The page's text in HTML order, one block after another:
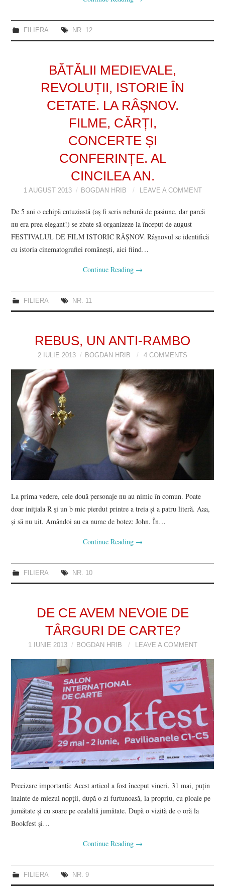
FILIERA NR. 12
BĂTĂLII MEDIEVALE,
REVOLUȚII, ISTORIE ÎN
CETATE. LA RÂȘNOV.
FILME, CĂRȚI,
CONCERTE ȘI
CONFERINȚE. AL
CINCILEA AN.
1 AUGUST 2013 BOGDAN HRIB LEAVE A COMMENT
De 5 ani o echipă entuziastă (aș fi scris nebună de pasiune, dar parcă
nu era prea elegant!) se zbate să organizeze la început de august
FESTIVALUL DE FILM ISTORIC RÂȘNOV. Râşnovul se identifică
cu istoria cinematografiei româneşti, aici fiind…
Continue Reading →
FILIERA NR. 11
REBUS, UN ANTI-RAMBO
2 IULIE 2013 BOGDAN HRIB 4 COMMENTS
La prima vedere, cele două personaje nu au nimic în comun. Poate
doar inițiala R și un b mic pierdut printre a treia și a patru literă. Aaa,
și să nu uit. Amândoi au ca nume de botez: John. În…
Continue Reading →
FILIERA NR. 10
DE CE AVEM NEVOIE DE
TÂRGURI DE CARTE?
1 IUNIE 2013 BOGDAN HRIB LEAVE A COMMENT
Precizare importantă: Acest articol a fost început vineri, 31 mai, puțin
înainte de miezul nopții, după o zi furtunoasă, la propriu, cu ploaie pe
jumătate și cu soare pe cealaltă jumătate. După o vizită de o oră la
Bookfest și…
Continue Reading →
FILIERA NR. 9